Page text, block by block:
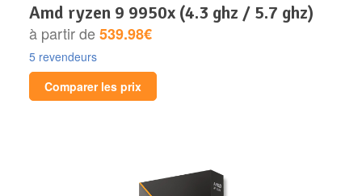
amd ryzen 9 9950x (4.3 ghz / 5.7 ghz)
à partir de539.98€
5 revendeurs
Comparer les prix